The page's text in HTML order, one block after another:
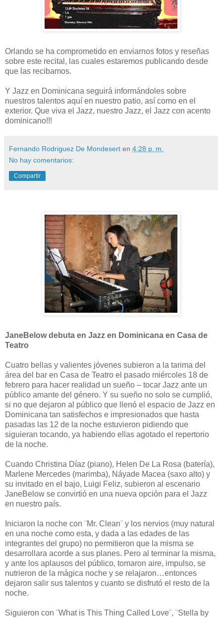
Orlando se ha comprometido en enviarnos fotos y reseñas
sobre este recital, las cuales estaremos publicando desde
que las recibamos.
Y Jazz en Dominicana seguirá informándoles sobre
nuestros talentos aquí en nuestro patio, así como en el
exterior. Que viva el Jazz, nuestro Jazz, el Jazz con acento
dominicano!!!
Fernando Rodriguez De Mondesert en 4:28 p. m.
No hay comentarios:
Compartir
JaneBelow debuta en Jazz en Dominicana en Casa de
Teatro
Cuatro bellas y valientes jóvenes subieron a la tarima del
área del bar en Casa de Teatro el pasado miércoles 18 de
febrero para hacer realidad un sueño – tocar Jazz ante un
público amante del género. Y su sueño no solo se cumplió,
si no que dejaron al público que llenó el espacio de Jazz en
Dominicana tan satisfechos e impresionados que hasta
pasadas las 12 de la noche estuvieron pidiendo que
siguieran tocando, ya habiendo ellas agotado el repertorio
de la noche.
Cuando Christina Díaz (piano), Helen De La Rosa (batería),
Marlene Mercedes (marimba), Náyade Macea (saxo alto) y
su invitado en el bajo, Luigi Feliz, subieron al escenario
JaneBelow se convirtió en una nueva opción para el Jazz
en nuestro país.
Iniciaron la noche con ¨Mr. Clean¨ y los nervios (muy natural
en una noche como esta, y dada a las edades de las
integrantes del grupo) no permitieron que la misma se
desarrollara acorde a sus planes. Pero al terminar la misma,
y ante los aplausos del público, tomaron aire, impulso, se
nutrieron de la mágica noche y se relajaron…entonces
dejaron salir sus talentos y cuanto se disfrutó el resto de la
noche.
Siguieron con ¨What is This Thing Called Love¨, ¨Stella by